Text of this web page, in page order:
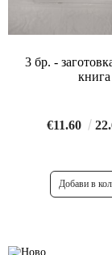
3 бр. -
книга
€11.60